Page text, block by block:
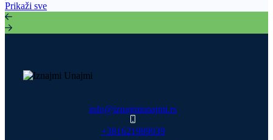
Prikaži sve
info@iznajmiunajmi.rs
+381621989039